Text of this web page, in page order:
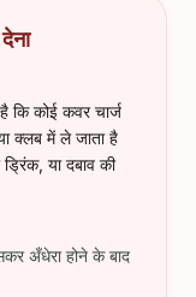
कि कोई कवर चार्ज
क्लब में ले जाता है
या दबाव की
अँधेरा होने के बाद